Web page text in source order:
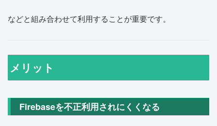
などと組み合わせて利用することが重要です。
メリット
Firebaseを不正利用されにくくなる